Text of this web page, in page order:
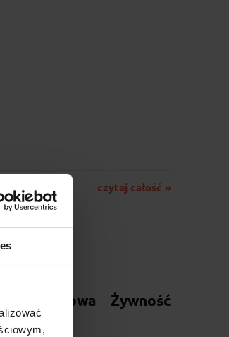
czytaj całość »
Zdrowa Żywność